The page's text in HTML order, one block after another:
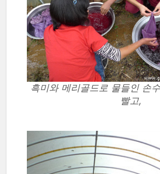
흑미와 메리골드로 물들인 손
빨고,